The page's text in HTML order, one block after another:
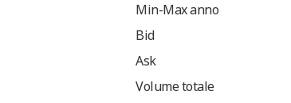
Min-Max anno
Bid
Ask
Volume totale